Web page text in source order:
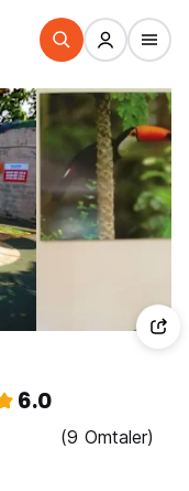
6.0
(9 Omtaler)